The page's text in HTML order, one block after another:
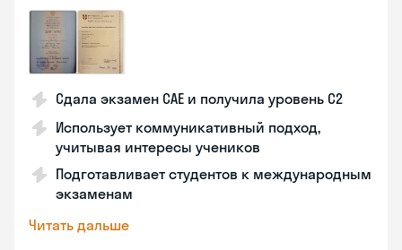
Сдала экзамен CAE и получила уровень С2
Использует коммуникативный подход,
учитывая интересы учеников
Подготавливает студентов к международным
экзаменам
Читать дальше